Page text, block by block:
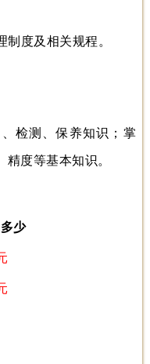
度及相关规程。
检测、保养知识；掌
度等基本知识。
少